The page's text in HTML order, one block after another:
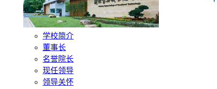
学校简介
董事长
名誉院长
现任领导
领导关怀